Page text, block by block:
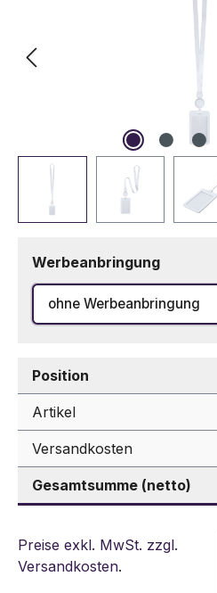
Werbeanbringung
ohne Werbeanbringung
Position
Artikel
Versandkosten
Gesamtsumme (netto)
Preise exkl. MwSt. zzgl.
Versandkosten.